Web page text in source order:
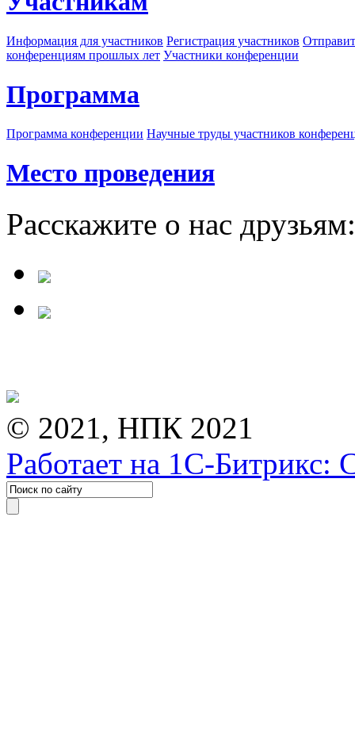
Информация для участников Регистрация участников
конференциям прошлых лет Участники конференции
Программа
Программа конференции Научные труды участников
Место проведения
Расскажите о нас друзьям:
© 2021, НПК 2021
Работает на 1С-Битрикс: